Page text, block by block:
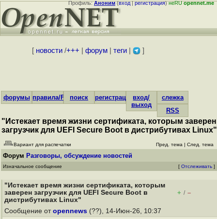
Профиль:Аноним(вход|регистрация)неRUopennet.me
[ новости/+++ форум| теги| ]
форумы правила/FAQпоиск регистрациявход/
выход
слежка
RSS
"Истекает время жизни сертификата, которым заверен
загрузчик для UEFI Secure Boot в дистрибутивах Linux"
Вариант для распечатки Пред. тема | След. тема
Форум Разговоры, обсуждение новостей
Изначальное сообщение [ Отслеживать ]
"Истекает время жизни сертификата, которым
заверен загрузчик для UEFI Secure Boot в
дистрибутивах Linux"
+ / –
Сообщение от opennews (??), 14-Июн-26, 10:37